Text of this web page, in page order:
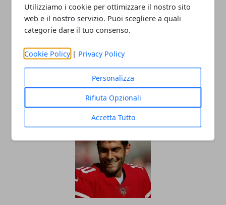
Utilizziamo i cookie per ottimizzare il nostro sito
web e il nostro servizio. Puoi scegliere a quali
categorie dare il tuo consenso.
Cookie Policy | Privacy Policy
Personalizza
Rifiuta Opzionali
Accetta Tutto
I tre grandi bomber del dopoguerra
22/08/2021